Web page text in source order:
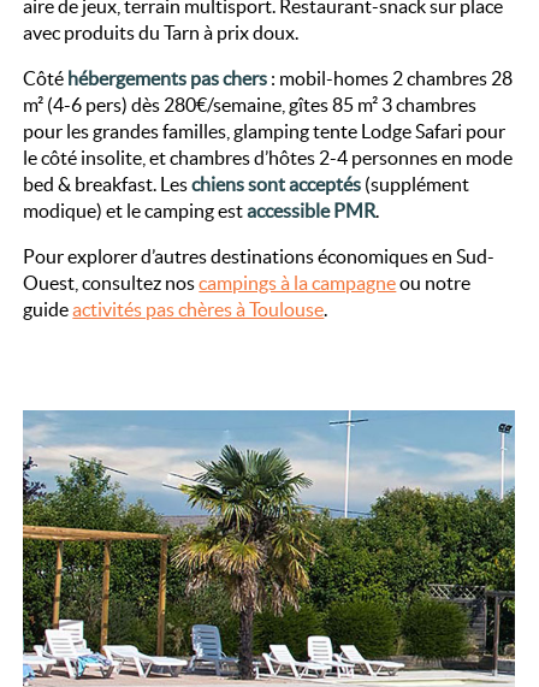
aire de jeux, terrain multisport. Restaurant-snack sur place
avec produits du Tarn à prix doux.
Côté hébergements pas chers : mobil-homes 2 chambres 28
m² (4-6 pers) dès 280€/semaine, gîtes 85 m² 3 chambres
pour les grandes familles, glamping tente Lodge Safari pour
le côté insolite, et chambres d’hôtes 2-4 personnes en mode
bed & breakfast. Leschiens sont acceptés (supplément
modique) et le camping estaccessible PMR.
Pour explorer d’autres destinations économiques en Sud-
Ouest, consultez noscampings à la campagneou notre
guideactivités pas chères à Toulouse.